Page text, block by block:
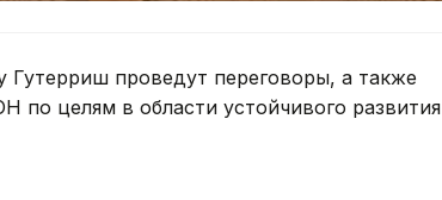
проведут переговоры, а также
по целям в области устойчивого развития